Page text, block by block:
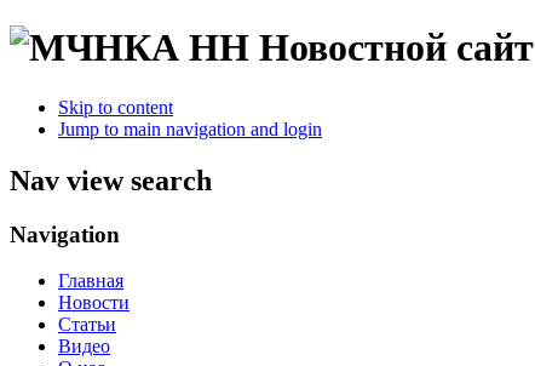
Новостной сайт
Skip to content
Jump to main navigation and login
Nav view search
Navigation
Главная
Новости
Статьи
Видео